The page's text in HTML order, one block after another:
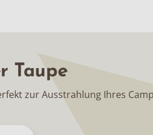
Taupe
zur Ausstrahlung Ihres